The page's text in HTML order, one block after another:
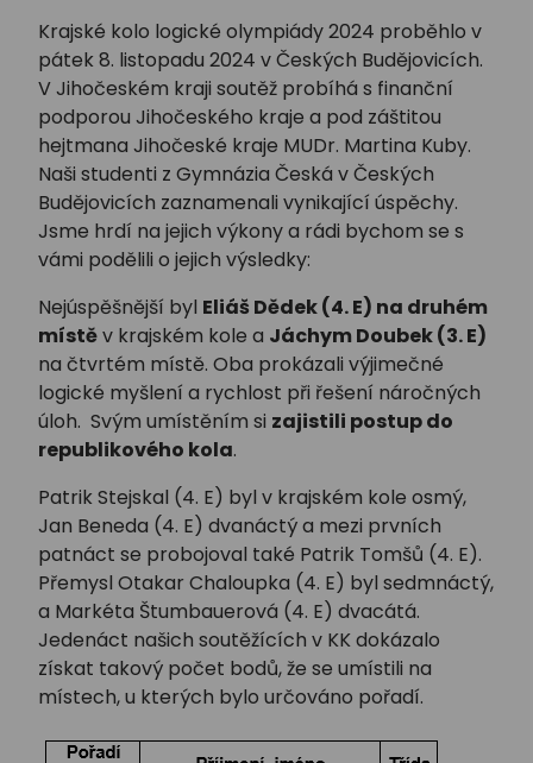
Krajské kolo logické olympiády 2024 proběhlo v
pátek 8. listopadu 2024 v Českých Budějovicích.
V Jihočeském kraji soutěž probíhá s finanční
podporou Jihočeského kraje a pod záštitou
hejtmana Jihočeské kraje MUDr. Martina Kuby.
Naši studenti z Gymnázia Česká v Českých
Budějovicích zaznamenali vynikající úspěchy.
Jsme hrdí na jejich výkony a rádi bychom se s
vámi podělili o jejich výsledky:
Nejúspěšnější byl Eliáš Dědek (4. E) na druhém
místěv krajském kole a Jáchym Doubek (3. E)
na čtvrtém místě. Oba prokázali výjimečné
logické myšlení a rychlost při řešení náročných
úloh. Svým umístěním si zajistili postup do
republikového kola.
Patrik Stejskal (4. E) byl v krajském kole osmý,
Jan Beneda (4. E) dvanáctý a mezi prvních
patnáct se probojoval také Patrik Tomšů (4. E).
Přemysl Otakar Chaloupka (4. E) byl sedmnáctý,
a Markéta Štumbauerová (4. E) dvacátá.
Jedenáct našich soutěžících v KK dokázalo
získat takový počet bodů, že se umístili na
místech, u kterých bylo určováno pořadí.